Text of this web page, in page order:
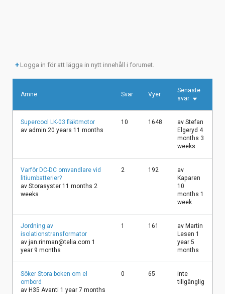
Logga in för att lägga in nytt innehåll i forumet.
Ämne Svar Vyer
Senaste
svar Sortera
Vanligt
ämne
Supercool LK-03 fläktmotor
av admin 20 years 11 months
10 1648 av Stefan
Elgeryd 4
months 3
weeks
Vanligt
ämne
Varför DC-DC omvandlare vid
litiumbatterier?
av Storasyster 11 months 2
weeks
2 192
av
Kaparen
10
months 1
week
Vanligt
ämne
Jordning av
isolationstransformator
av jan.rinman@telia.com 1
year 9 months
1 161 av Martin
Lesen 1
year 5
months
Vanligt
ämne
Söker Stora boken om el
ombord
av H35 Avanti 1 year 7 months
0 65
inte
tillgänglig